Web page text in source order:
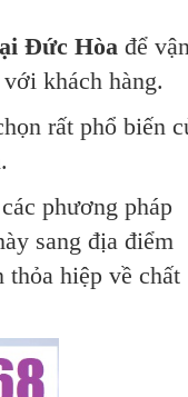
Đức Hòa để
khách hàng.
rất phổ biến
phương pháp
sang địa điểm
hiệp về chất